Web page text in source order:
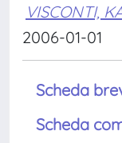
VISCONTI,
2006-01-01
Scheda
Scheda